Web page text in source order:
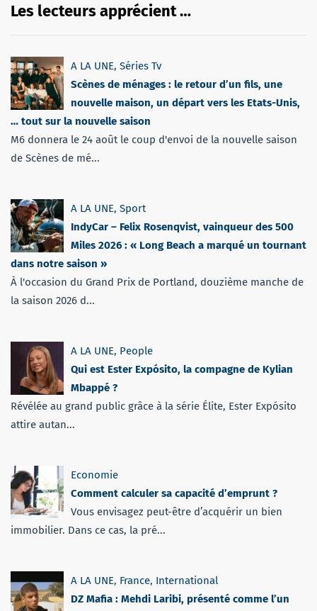
Les lecteurs apprécient …
A LA UNE, Séries Tv
Scènes de ménages : le retour d’un fils, une
nouvelle maison, un départ vers les Etats-Unis,
… tout sur la nouvelle saison
M6 donnera le 24 août le coup d'envoi de la nouvelle saison
de Scènes de mé...
A LA UNE, Sport
IndyCar – Felix Rosenqvist, vainqueur des 500
Miles 2026 : « Long Beach a marqué un tournant
dans notre saison »
À l'occasion du Grand Prix de Portland, douzième manche de
la saison 2026 d...
A LA UNE, People
Qui est Ester Expósito, la compagne de Kylian
Mbappé ?
Révélée au grand public grâce à la série Élite, Ester Expósito
attire autan...
Economie
Comment calculer sa capacité d’emprunt ?
Vous envisagez peut-être d’acquérir un bien
immobilier. Dans ce cas, la pré...
A LA UNE, France, International
DZ Mafia : Mehdi Laribi, présenté comme l’un